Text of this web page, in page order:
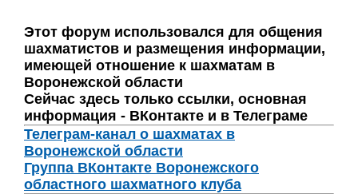
Этот форум использовался для общения
шахматистов и размещения информации,
имеющей отношение к шахматам в
Воронежской области
Сейчас здесь только ссылки, основная
информация - ВКонтакте и в Телеграме
Телеграм-канал о шахматах в
Воронежской области
Группа ВКонтакте Воронежского
областного шахматного клуба